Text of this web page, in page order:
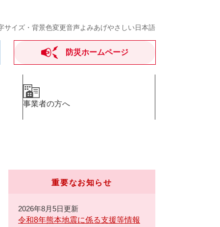
サイズ・背景色変更音声よみあげやさしい日本語
防災ホームページ
事業者の方へ
重要なお知らせ
2026年8月5日更新
令和8年熊本地震に係る支援等情報